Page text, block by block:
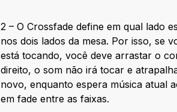
2 – O Crossfade define em qual lado
nos dois lados da mesa. Por isso, se
está tocando, você deve arrastar o
direito, o som não irá tocar e
novo, enquanto espera música atual
em fade entre as faixas.